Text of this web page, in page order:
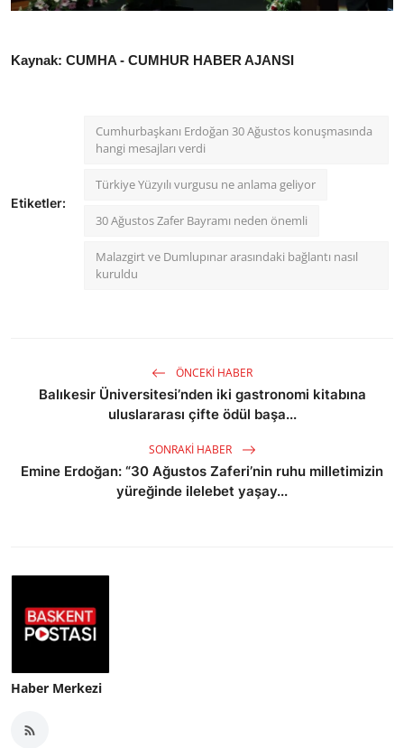
Kaynak: CUMHA - CUMHUR HABER AJANSI
Etiketler:
Cumhurbaşkanı Erdoğan 30 Ağustos konuşmasında
hangi mesajları verdi
Türkiye Yüzyılı vurgusu ne anlama geliyor
30 Ağustos Zafer Bayramı neden önemli
Malazgirt ve Dumlupınar arasındaki bağlantı nasıl
kuruldu
ÖNCEKI HABER
Balıkesir Üniversitesi’nden iki gastronomi kitabına
uluslararası çifte ödül başa...
SONRAKI HABER
Emine Erdoğan: “30 Ağustos Zaferi’nin ruhu milletimizin
yüreğinde ilelebet yaşay...
Haber Merkezi